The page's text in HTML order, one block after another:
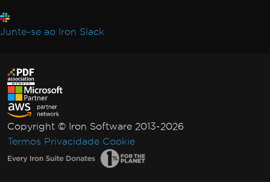
Junte-se ao Iron Slack
Copyright © Iron Software 2013-2026
Termos Privacidade Cookie